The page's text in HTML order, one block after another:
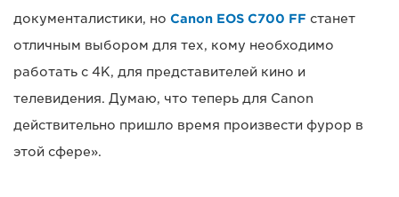
документалистики, но Canon EOS C700 FF станет
отличным выбором для тех, кому необходимо
работать с 4K, для представителей кино и
телевидения. Думаю, что теперь для Canon
действительно пришло время произвести фурор в
этой сфере».